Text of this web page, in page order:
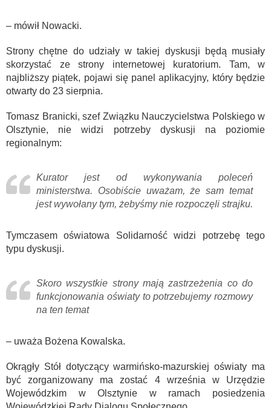
– mówił Nowacki.
Strony chętne do udziały w takiej dyskusji będą musiały
skorzystać ze strony internetowej kuratorium. Tam, w
najbliższy piątek, pojawi się panel aplikacyjny, który będzie
otwarty do 23 sierpnia.
Tomasz Branicki, szef Związku Nauczycielstwa Polskiego w
Olsztynie, nie widzi potrzeby dyskusji na poziomie
regionalnym:
Kurator jest od wykonywania poleceń
ministerstwa. Osobiście uważam, że sam temat
jest wywołany tym, żebyśmy nie rozpoczęli strajku.
Tymczasem oświatowa Solidarność widzi potrzebę tego
typu dyskusji.
Skoro wszystkie strony mają zastrzeżenia co do
funkcjonowania oświaty to potrzebujemy rozmowy
na ten temat
– uważa Bożena Kowalska.
Okrągły Stół dotyczący warmińsko-mazurskiej oświaty ma
być zorganizowany ma zostać 4 września w Urzędzie
Wojewódzkim w Olsztynie w ramach posiedzenia